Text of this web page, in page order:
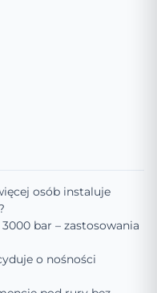
osób instaluje
bar – zastosowania
o nośności